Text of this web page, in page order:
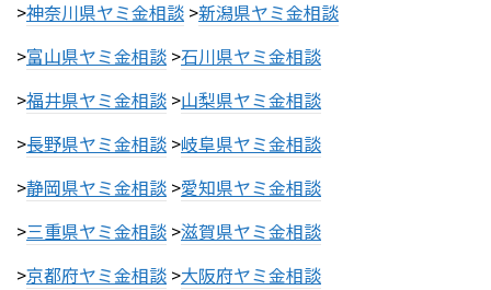
>神奈川県ヤミ金相談 >新潟県ヤミ金相談
>富山県ヤミ金相談 >石川県ヤミ金相談
>福井県ヤミ金相談 >山梨県ヤミ金相談
>長野県ヤミ金相談 >岐阜県ヤミ金相談
>静岡県ヤミ金相談 >愛知県ヤミ金相談
>三重県ヤミ金相談 >滋賀県ヤミ金相談
>京都府ヤミ金相談 >大阪府ヤミ金相談